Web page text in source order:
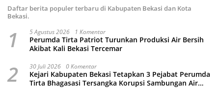
Daftar berita populer terbaru di Kabupaten Bekasi dan Kota
Bekasi.
1 5 Agustus 2026 1 Komentar
Perumda Tirta Patriot Turunkan Produksi Air Bersih
Akibat Kali Bekasi Tercemar
2 30 Juli 2026 0 Komentar
Kejari Kabupaten Bekasi Tetapkan 3 Pejabat Perumda
Tirta Bhagasasi Tersangka Korupsi Sambungan Air